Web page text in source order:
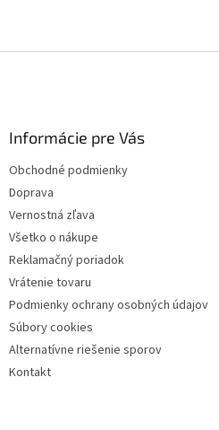
Informácie pre Vás
Obchodné podmienky
Doprava
Vernostná zľava
Všetko o nákupe
Reklamačný poriadok
Vrátenie tovaru
Podmienky ochrany osobných údajov
Súbory cookies
Alternatívne riešenie sporov
Kontakt